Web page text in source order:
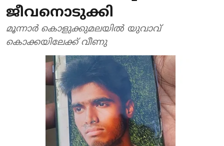
ജീവനൊടുക്കി
മൂന്നാര്‍ കൊളുക്കുമലയില്‍ യുവാവ്
കൊക്കയിലേക്ക് വീണു